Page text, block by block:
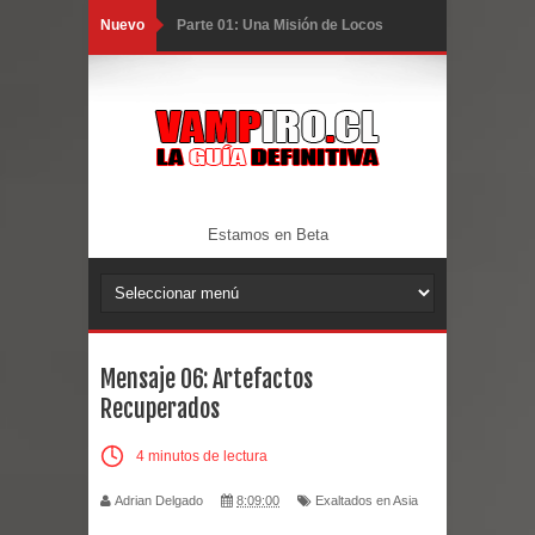
Nuevo Parte 01: Una Misión de Locos
Parte 10: El Secreto
Cuentos
Parte 07: Asuntos que Resolver
Parte 06: El Trato con los Muertos
Estamos en Beta
Mensaje 06: Artefactos
Recuperados
4 minutos de lectura
Adrian Delgado 8:09:00 Exaltados en Asia